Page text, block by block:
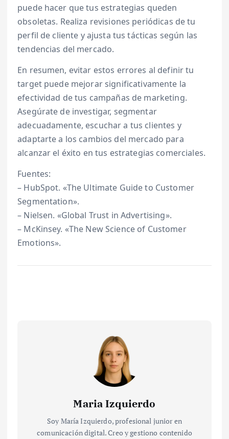
puede hacer que tus estrategias queden
obsoletas. Realiza revisiones periódicas de tu
perfil de cliente y ajusta tus tácticas según las
tendencias del mercado.
En resumen, evitar estos errores al definir tu
target puede mejorar significativamente la
efectividad de tus campañas de marketing.
Asegúrate de investigar, segmentar
adecuadamente, escuchar a tus clientes y
adaptarte a los cambios del mercado para
alcanzar el éxito en tus estrategias comerciales.
Fuentes:
– HubSpot. «The Ultimate Guide to Customer
Segmentation».
– Nielsen. «Global Trust in Advertising».
– McKinsey. «The New Science of Customer
Emotions».
Maria Izquierdo
Soy María Izquierdo, profesional junior en
comunicación digital. Creo y gestiono contenido